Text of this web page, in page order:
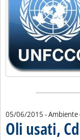
05/06/2015 - Ambiente
Oli usati,